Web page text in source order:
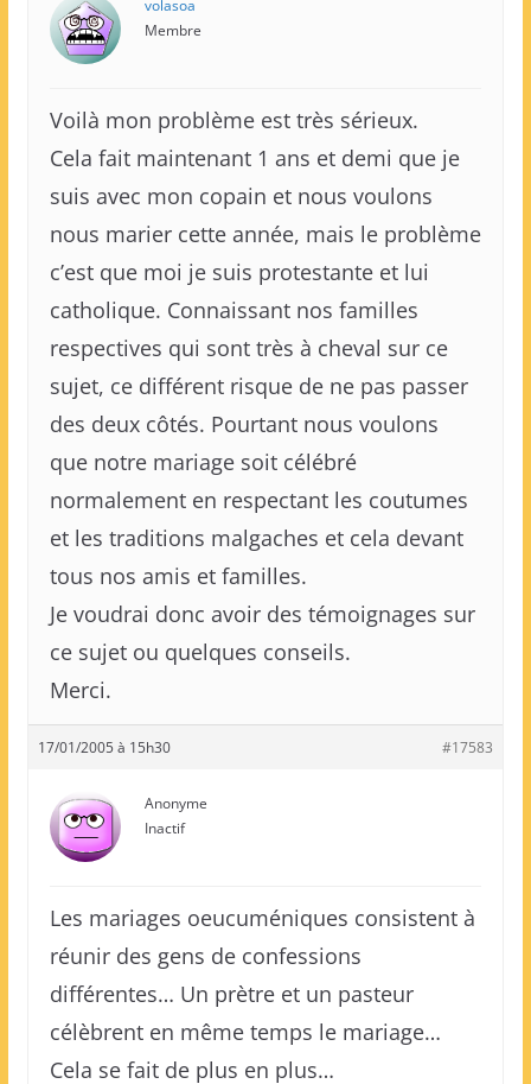
volasoa
Membre
Voilà mon problème est très sérieux.
Cela fait maintenant 1 ans et demi que je
suis avec mon copain et nous voulons
nous marier cette année, mais le problème
c’est que moi je suis protestante et lui
catholique. Connaissant nos familles
respectives qui sont très à cheval sur ce
sujet, ce différent risque de ne pas passer
des deux côtés. Pourtant nous voulons
que notre mariage soit célébré
normalement en respectant les coutumes
et les traditions malgaches et cela devant
tous nos amis et familles.
Je voudrai donc avoir des témoignages sur
ce sujet ou quelques conseils.
Merci.
17/01/2005 à 15h30 #17583
Anonyme
Inactif
Les mariages oeucuméniques consistent à
réunir des gens de confessions
différentes… Un prètre et un pasteur
célèbrent en même temps le mariage…
Cela se fait de plus en plus…